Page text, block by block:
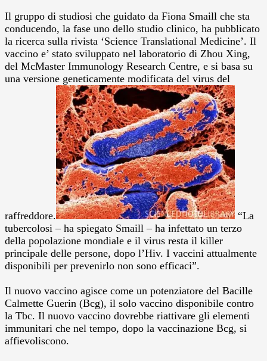
Il gruppo di studiosi che guidato da Fiona Smaill che sta
conducendo, la fase uno dello studio clinico, ha pubblicato
la ricerca sulla rivista ‘Science Translational Medicine’. Il
vaccino e’ stato sviluppato nel laboratorio di Zhou Xing,
del McMaster Immunology Research Centre, e si basa su
una versione geneticamente modificata del virus del
raffreddore.
“La
tubercolosi – ha spiegato Smaill – ha infettato un terzo
della popolazione mondiale e il virus resta il killer
principale delle persone, dopo l’Hiv. I vaccini attualmente
disponibili per prevenirlo non sono efficaci”.
Il nuovo vaccino agisce come un potenziatore del Bacille
Calmette Guerin (Bcg), il solo vaccino disponibile contro
la Tbc. Il nuovo vaccino dovrebbe riattivare gli elementi
immunitari che nel tempo, dopo la vaccinazione Bcg, si
affievoliscono.